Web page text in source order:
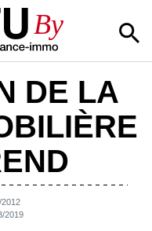
By
DE LA
2019